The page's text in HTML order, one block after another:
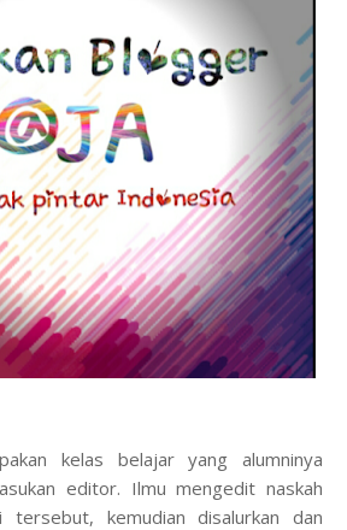
kelas belajar yang alumninya
editor. Ilmu mengedit naskah
tersebut, kemudian disalurkan dan